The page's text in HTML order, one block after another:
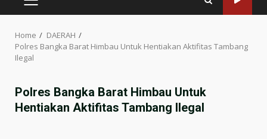
PRIMARY
Home
DAERAH
Polres Bangka Barat Himbau Untuk Hentiakan Aktifitas Tambang
Ilegal
Polres Bangka Barat Himbau Untuk
Hentiakan Aktifitas Tambang Ilegal